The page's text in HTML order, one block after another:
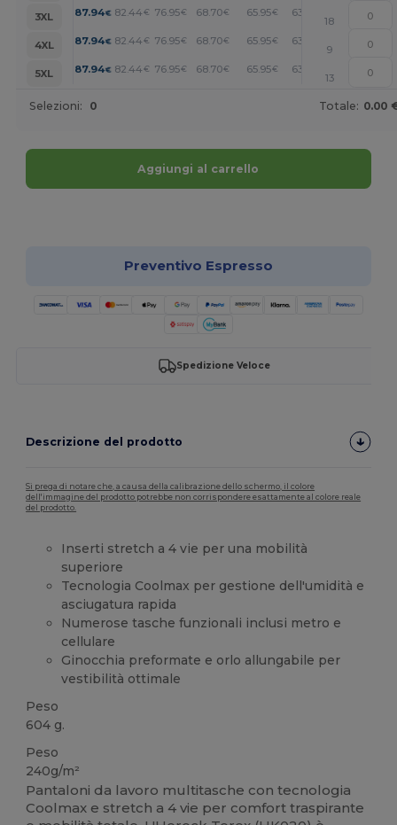
3XL
87.94€ 82.44 € 76.95€ 68.70€ 65.95€ 63.20
18
4XL
87.94€ 82.44 € 76.95€ 68.70€ 65.95€ 63.20
9
5XL
87.94€ 82.44 € 76.95€ 68.70€ 65.95€ 63.20
13
Selezioni: 0 Totale: 0.00
Aggiungi al carrello
Preventivo Espresso
Spedizione Veloce
Descrizione del prodotto
Si prega di notare che, a causa della calibrazione dello schermo, il colore
dell'immagine del prodotto potrebbe non corrispondere esattamente al colore reale
del prodotto.
Inserti stretch a 4 vie per una mobilità
superiore
Tecnologia Coolmax per gestione dell'umidità e
asciugatura rapida
Numerose tasche funzionali inclusi metro e
cellulare
Ginocchia preformate e orlo allungabile per
vestibilità ottimale
Peso
604 g.
Peso
240g/m²
Pantaloni da lavoro multitasche con tecnologia
Coolmax e stretch a 4 vie per comfort traspirante